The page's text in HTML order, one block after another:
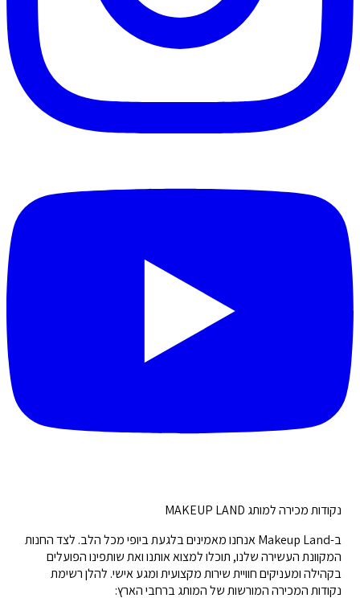
נקודות מכירה למותג MAKEUP LAND
ב-Makeup Land אנחנו מאמינים בלגעת ביופי מכל הלב. לצד החנות
המקוונת העשירה שלנו, תוכלו למצוא אותנו ואת שותפינו הפועלים
בקהילה ומעניקים חוויית שירות מקצועית ומגע אישי. להלן רשימת
נקודות המכירה המורשות של המותג ברחבי הארץ: